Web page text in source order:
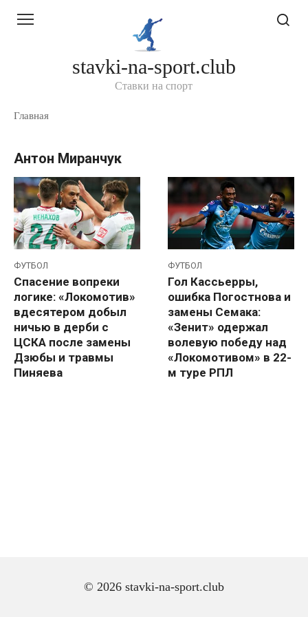
stavki-na-sport.club
Ставки на спорт
Главная
Антон Миранчук
ФУТБОЛ
Спасение вопреки
логике: «Локомотив»
вдесятером добыл
ничью в дерби с
ЦСКА после замены
Дзюбы и травмы
Пиняева
ФУТБОЛ
Гол Кассьерры,
ошибка Погостнова и
замены Семака:
«Зенит» одержал
волевую победу над
«Локомотивом» в 22-
м туре РПЛ
© 2026 stavki-na-sport.club